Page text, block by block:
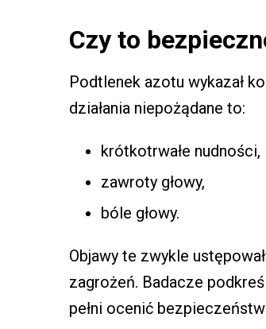
Czy to
Podtlenek azotu wykazał
działania niepożądane to:
krótkotrwałe nudności,
zawroty głowy,
bóle głowy.
Objawy te zwykle
zagrożeń. Badacze
pełni ocenić